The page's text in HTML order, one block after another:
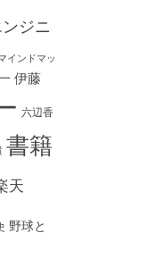
ジニ
インドマッ
伊藤
六辺香
書籍
天
野球と